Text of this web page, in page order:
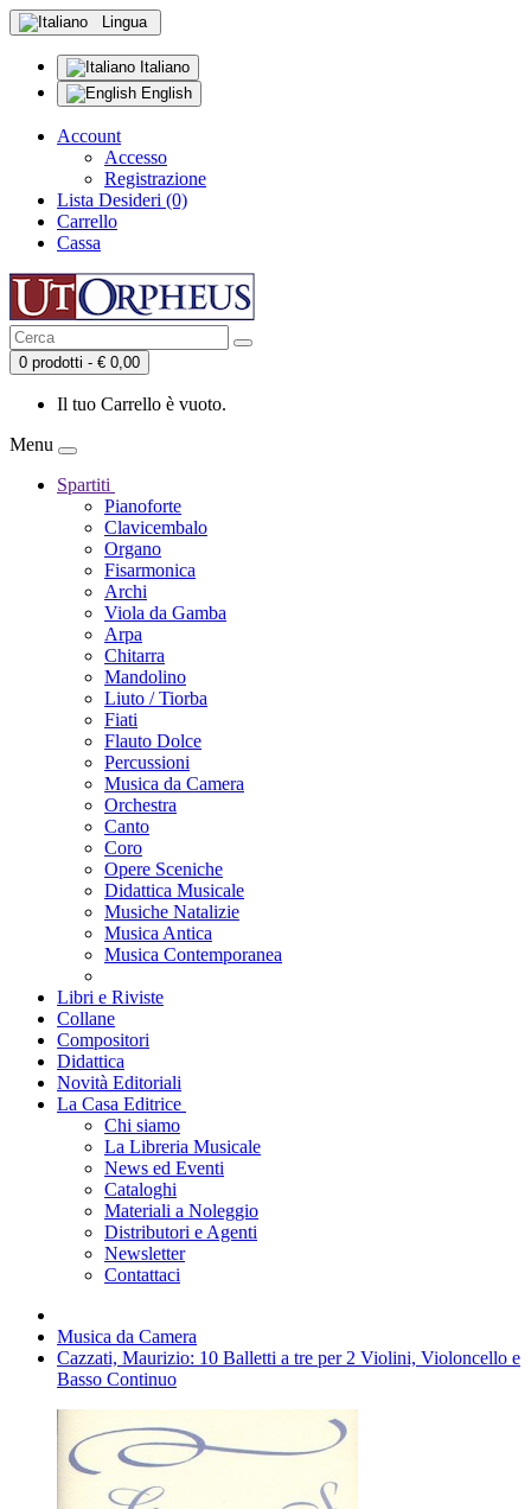
Lingua
Italiano
English
Account
Accesso
Registrazione
Lista Desideri (0)
Carrello
Cassa
0 prodotti - € 0,00
Il tuo Carrello è vuoto.
Menu
Spartiti
Pianoforte
Clavicembalo
Organo
Fisarmonica
Archi
Viola da Gamba
Arpa
Chitarra
Mandolino
Liuto / Tiorba
Fiati
Flauto Dolce
Percussioni
Musica da Camera
Orchestra
Canto
Coro
Opere Sceniche
Didattica Musicale
Musiche Natalizie
Musica Antica
Musica Contemporanea
Libri e Riviste
Collane
Compositori
Didattica
Novità Editoriali
La Casa Editrice
Chi siamo
La Libreria Musicale
News ed Eventi
Cataloghi
Materiali a Noleggio
Distributori e Agenti
Newsletter
Contattaci
Musica da Camera
Cazzati, Maurizio: 10 Balletti a tre per 2 Violini, Violoncello e
Basso Continuo